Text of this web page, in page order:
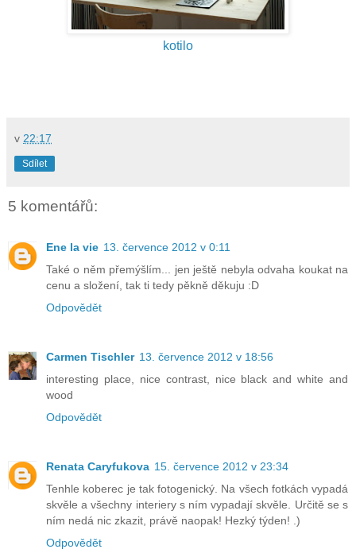
kotilo
v 22:17
Sdílet
5 komentářů:
Ene la vie 13. července 2012 v 0:11
Také o něm přemýšlím... jen ještě nebyla odvaha koukat na
cenu a složení, tak ti tedy pěkně děkuju :D
Odpovědět
Carmen Tischler 13. července 2012 v 18:56
interesting place, nice contrast, nice black and white and
wood
Odpovědět
Renata Caryfukova 15. července 2012 v 23:34
Tenhle koberec je tak fotogenický. Na všech fotkách vypadá
skvěle a všechny interiery s ním vypadají skvěle. Určitě se s
ním nedá nic zkazit, právě naopak! Hezký týden! .)
Odpovědět